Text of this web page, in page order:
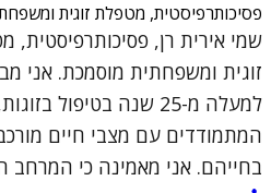
פסיכותרפיסטית, מטפלת זוגית
שמי אירית רן,
זוגית ומשפחתית מוסמכת. אני
למעלה מ-25 שנה בטיפול
המתמודדים עם מצבי חיים
בחייהם. אני מאמינה כי המרחב